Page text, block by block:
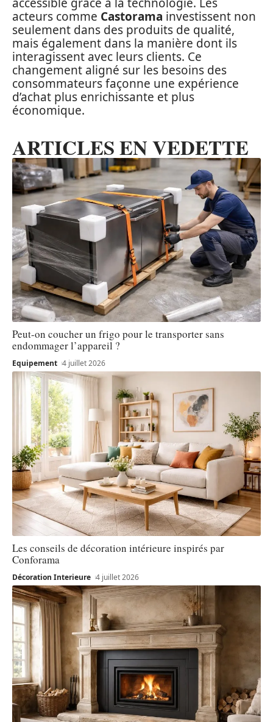
acteurs comme Castorama investissent non
seulement dans des produits de qualité,
mais également dans la manière dont ils
interagissent avec leurs clients. Ce
changement aligné sur les besoins des
consommateurs façonne une expérience
d’achat plus enrichissante et plus
économique.
ARTICLES EN VEDETTE
Peut-on coucher un frigo pour le transporter sans
endommager l’appareil ?
Equipement 4 juillet 2026
Les conseils de décoration intérieure inspirés par
Conforama
Décoration Interieure 4 juillet 2026